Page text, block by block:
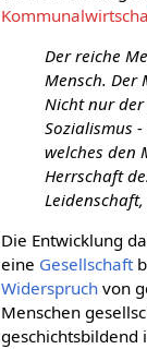
Der reiche
Mensch. Der
Nicht nur
Sozialismus
welches den
Herrschaft
Die Entwicklung
eine Gesellschaft
Widerspruch von
Menschen
geschichtsbildend